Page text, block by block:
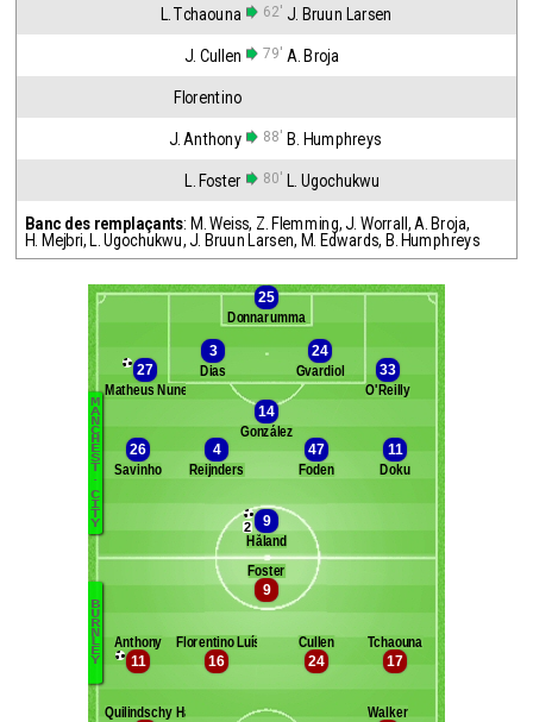
L. Tchaouna 62' J. Bruun Larsen
J. Cullen 79' A. Broja
Florentino
J. Anthony 88' B. Humphreys
L. Foster 80' L. Ugochukwu
Banc des remplaçants: M. Weiss, Z. Flemming,J. Worrall , A. Broja,
H. Mejbri, L. Ugochukwu,J. Bruun Larsen, M. Edwards, B. Humphreys